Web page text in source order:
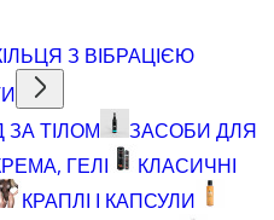
З ВІБРАЦІЄЮ
ЗА ТІЛОМ
ЗАСОБИ ДЛЯ
ГЕЛІ
КЛАСИЧНІ
КРАПЛІ І КАПСУЛИ